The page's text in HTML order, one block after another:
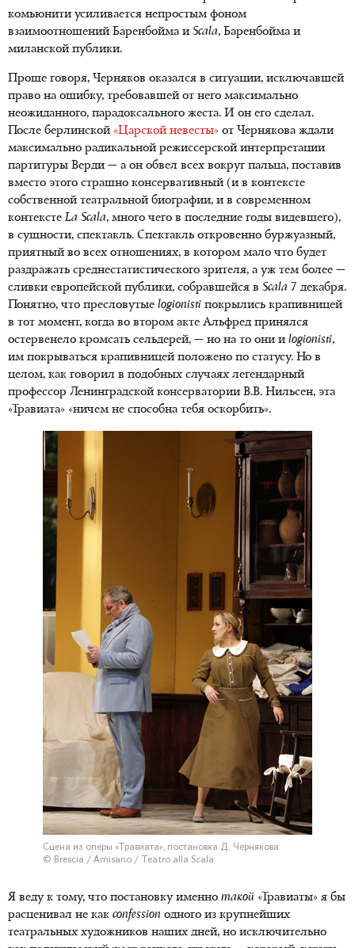
комьюнити усиливается непростым фоном
взаимоотношений Баренбойма и Scala, Баренбойма и
миланской публики.
Проще говоря, Черняков оказался в ситуации, исключавшей
право на ошибку, требовавшей от него максимально
неожиданного, парадоксального жеста. И он его сделал.
После берлинской «Царской невесты» от Чернякова ждали
максимально радикальной режиссерской интерпретации
партитуры Верди — а он обвел всех вокруг пальца, поставив
вместо этого страшно консервативный (и в контексте
собственной театральной биографии, и в современном
контекстеLa Scala, много чего в последние годы видевшего),
в сущности, спектакль. Спектакль откровенно буржуазный,
приятный во всех отношениях, в котором мало что будет
раздражать среднестатистического зрителя, а уж тем более —
сливки европейской публики, собравшейся в Scala 7 декабря.
Понятно, что пресловутые logionisti покрылись крапивницей
в тот момент, когда во втором акте Альфред принялся
остервенело кромсать сельдерей, — но на то они и logionisti,
им покрываться крапивницей положено по статусу. Но в
целом, как говорил в подобных случаях легендарный
профессор Ленинградской консерватории В.В. Нильсен, эта
«Травиата» «ничем не способна тебя оскорбить».
Сцена из оперы «Травиата», постановка Д. Чернякова
© Brescia / Amisano / Teatro alla Scala
Я веду к тому, что постановку именно такой «Травиаты» я бы
расценивал не как confession одного из крупнейших
театральных художников наших дней, но исключительно